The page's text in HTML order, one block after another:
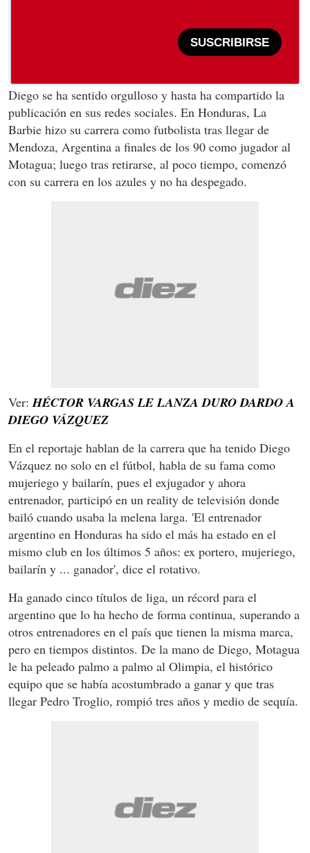
SUSCRIBIRSE
Diego se ha sentido orgulloso y hasta ha compartido la
publicación en sus redes sociales. En Honduras, La
Barbie hizo su carrera como futbolista tras llegar de
Mendoza, Argentina a finales de los 90 como jugador al
Motagua; luego tras retirarse, al poco tiempo, comenzó
con su carrera en los azules y no ha despegado.
Ver:HÉCTOR VARGAS LE LANZA DURO DARDO A
DIEGO VÁZQUEZ
En el reportaje hablan de la carrera que ha tenido Diego
Vázquez no solo en el fútbol, habla de su fama como
mujeriego y bailarín, pues el exjugador y ahora
entrenador, participó en un reality de televisión donde
bailó cuando usaba la melena larga. 'El entrenador
argentino en Honduras ha sido el más ha estado en el
mismo club en los últimos 5 años: ex portero, mujeriego,
bailarín y ... ganador', dice el rotativo.
Ha ganado cinco títulos de liga, un récord para el
argentino que lo ha hecho de forma continua, superando a
otros entrenadores en el país que tienen la misma marca,
pero en tiempos distintos. De la mano de Diego, Motagua
le ha peleado palmo a palmo al Olimpia, el histórico
equipo que se había acostumbrado a ganar y que tras
llegar Pedro Troglio, rompió tres años y medio de sequía.